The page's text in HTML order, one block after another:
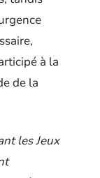
à la
de la
les Jeux